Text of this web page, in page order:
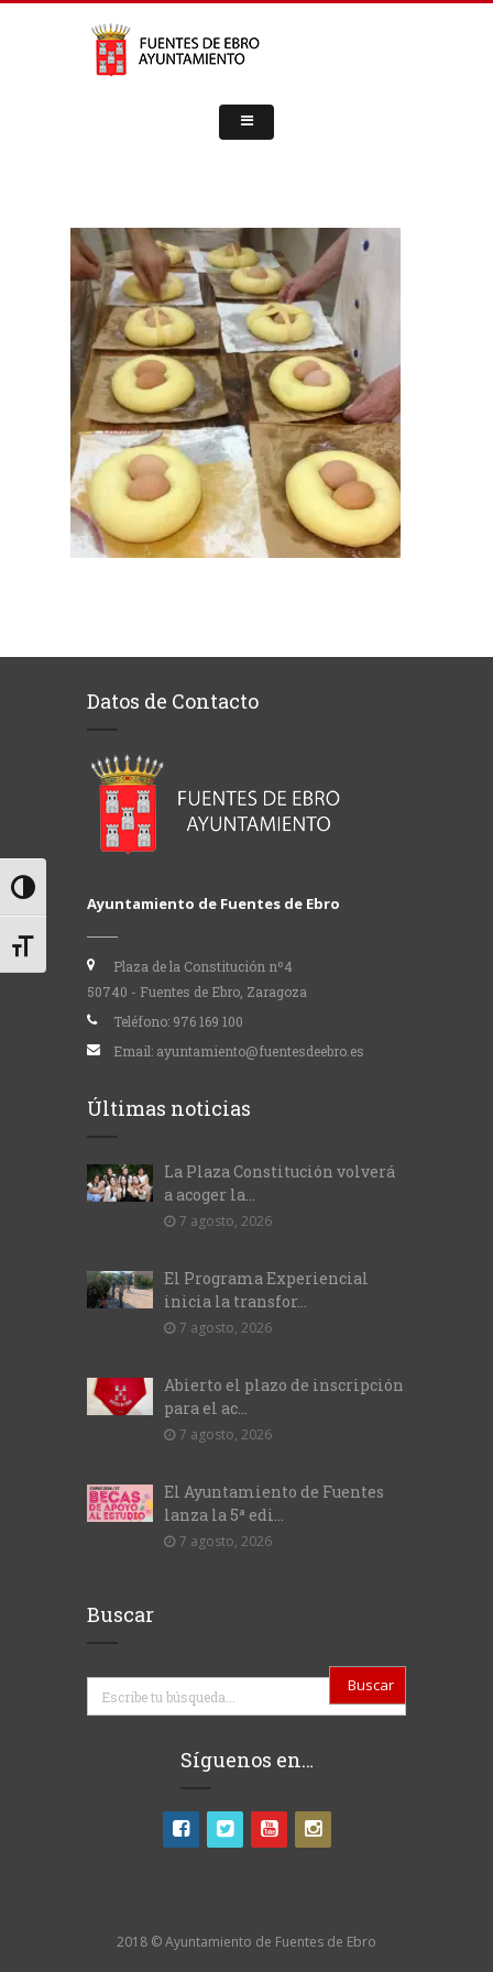
Alternar alto contraste
Alternar tamaño de letra
Datos de Contacto
Ayuntamiento de Fuentes de Ebro
Plaza de la Constitución nº4
50740 - Fuentes de Ebro, Zaragoza
Teléfono: 976 169 100
Email: ayuntamiento@fuentesdeebro.es
Últimas noticias
La Plaza Constitución volverá
a acoger la...
7 agosto, 2026
El Programa Experiencial
inicia la transfor...
7 agosto, 2026
Abierto el plazo de inscripción
para el ac...
7 agosto, 2026
El Ayuntamiento de Fuentes
lanza la 5ª edi...
7 agosto, 2026
Buscar
Buscar
Síguenos en…
2018 © Ayuntamiento de Fuentes de Ebro